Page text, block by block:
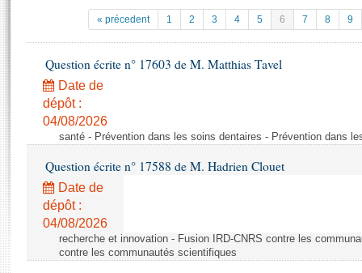
Projets de loi
Propositions de loi
Amendements
Textes adoptés
Rapports d'information
Rapports d'enquête
Rapports législatifs
Baromètre de l’application des lois
Documents de référence
( Constitution | Règlement de l'Assemblée ... )
Histoire
Juniors
Anciennes législatures
Liens vers les sites publics
La Bibliothèque
Contacts et plan d'accès
Photos libres de droit
« précedent 1 2 3 4 5 6 7 8 9
Question écrite n° 17603 de M. Matthias Tavel
Date de
dépôt :
04/08/2026
santé - Prévention dans les soins dentaires - Prévention dans
Question écrite n° 17588 de M. Hadrien Clouet
Date de
dépôt :
04/08/2026
recherche et innovation - Fusion IRD-CNRS contre les
contre les communautés scientifiques